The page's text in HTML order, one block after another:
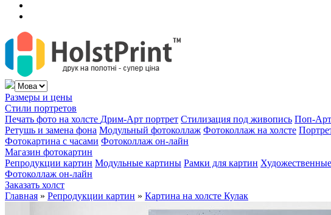
Размеры и цены
Стили портретов
Печать фото на холсте Дрим-Арт портрет Стилизация под живопись Поп-Арт
Ретушь и замена фона Модульный фотоколлаж Фотоколлаж на холсте
Фотокартина с часами Фотоколлаж он-лайн
Магазин фотокартин
Репродукции картин Модульные картины Рамки для картин
Фотоколлаж он-лайн
Заказать холст
Главная » Репродукции картин » Картина на холсте Кулак